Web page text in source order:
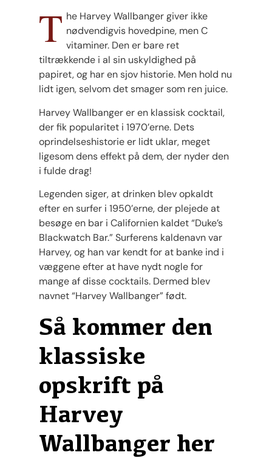
T he Harvey Wallbanger giver ikke
nødvendigvis hovedpine, men C
vitaminer. Den er bare ret
tiltrækkende i al sin uskyldighed på
papiret, og har en sjov historie. Men hold nu
lidt igen, selvom det smager som ren juice.
Harvey Wallbanger er en klassisk cocktail,
der fik popularitet i 1970’erne. Dets
oprindelseshistorie er lidt uklar, meget
ligesom dens effekt på dem, der nyder den
i fulde drag!
Legenden siger, at drinken blev opkaldt
efter en surfer i 1950’erne, der plejede at
besøge en bar i Californien kaldet “Duke’s
Blackwatch Bar.” Surferens kaldenavn var
Harvey, og han var kendt for at banke ind i
væggene efter at have nydt nogle for
mange af disse cocktails. Dermed blev
navnet “Harvey Wallbanger” født.
Så kommer den
klassiske
opskrift på
Harvey
Wallbanger her